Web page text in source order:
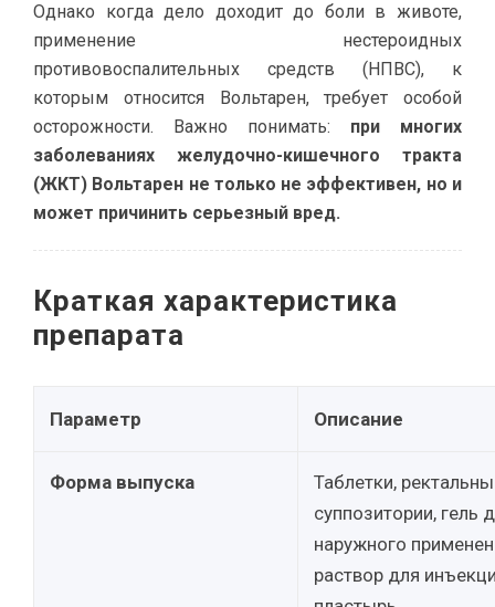
Однако когда дело доходит до боли в животе,
применение нестероидных
противовоспалительных средств (НПВС), к
которым относится Вольтарен, требует особой
осторожности. Важно понимать: при многих
заболеваниях желудочно-кишечного тракта
(ЖКТ) Вольтарен не только не эффективен, но и
может причинить серьезный вред.
Краткая характеристика
препарата
Параметр Описание
Форма выпуска
Таблетки,
суппозитории, гель
наружного
раствор для